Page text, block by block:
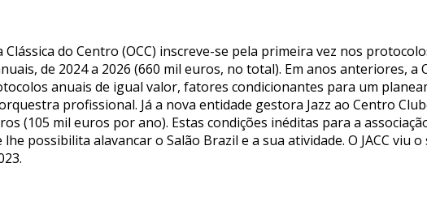
do Centro (OCC) inscreve-se pela primeira vez nos
de 2024 a 2026 (660 mil euros, no total). Em anos anteriores, a
anuais de igual valor, fatores condicionantes para um
profissional. Já a nova entidade gestora Jazz ao Centro
(105 mil euros por ano). Estas condições inéditas para a
possibilita alavancar o Salão Brazil e a sua atividade. O JACC viu